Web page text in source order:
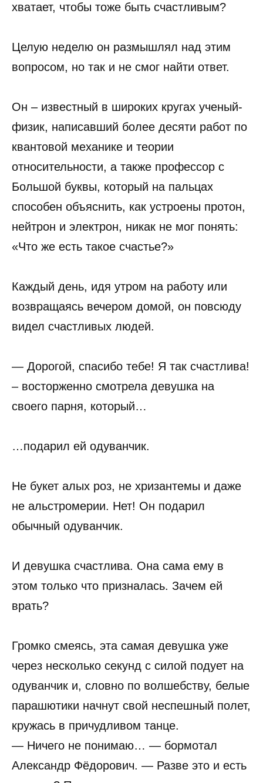
хватает, чтобы тоже быть счастливым?
Целую неделю он размышлял над этим
вопросом, но так и не смог найти ответ.
Он – известный в широких кругах ученый-
физик, написавший более десяти работ по
квантовой механике и теории
относительности, а также профессор с
Большой буквы, который на пальцах
способен объяснить, как устроены протон,
нейтрон и электрон, никак не мог понять:
«Что же есть такое счастье?»
Каждый день, идя утром на работу или
возвращаясь вечером домой, он повсюду
видел счастливых людей.
— Дорогой, спасибо тебе! Я так счастлива!
– восторженно смотрела девушка на
своего парня, который…
…подарил ей одуванчик.
Не букет алых роз, не хризантемы и даже
не альстромерии. Нет! Он подарил
обычный одуванчик.
И девушка счастлива. Она сама ему в
этом только что призналась. Зачем ей
врать?
Громко смеясь, эта самая девушка уже
через несколько секунд с силой подует на
одуванчик и, словно по волшебству, белые
парашютики начнут свой неспешный полет,
кружась в причудливом танце.
— Ничего не понимаю… — бормотал
Александр Фёдорович. — Разве это и есть